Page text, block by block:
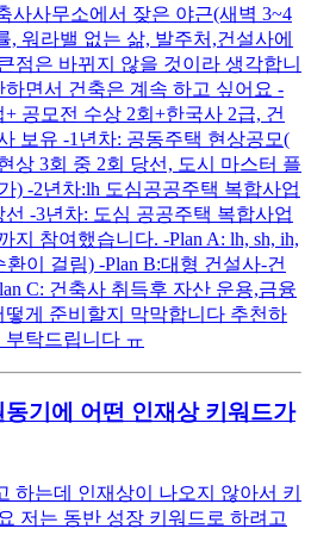
사사무소에서 잦은 야근(새벽 3~4
, 워라밸 없는 삶, 발주처,건설사에
점은 바뀌지 않을 것이라 생각합니
면서 건축은 계속 하고 싶어요 -
공모전 수상 2회+한국사 2급, 건
보유 -1년차: 공동주택 현상공모(
상 3회 중 2회 당선, 도시 마스터 플
) -2년차:lh 도심공공주택 복합사업
-3년차: 도심 공공주택 복합사업
지 참여했습니다. -Plan A: lh, sh, ih,
이 걸림) -Plan B:대형 건설사-건
C: 건축사 취득후 자산 운용,금융
떻게 준비할지 막막합니다 추천하
부탁드립니다 ㅠ
기에 어떤 인재상 키워드가
하는데 인재상이 나오지 않아서 키
저는 동반 성장 키워드로 하려고